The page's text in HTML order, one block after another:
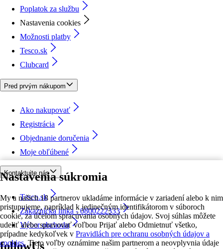
Nastavenia súkromia
My a našich 18 partnerov ukladáme informácie v zariadení alebo k nim
pristupujeme, napríklad k jedinečným identifikátorom v súboroch
cookie, za účelom spracúvania osobných údajov. Svoj súhlas môžete
udeliť alebo spravovať voľbou Prijať alebo Odmietnuť všetko,
prípadne kedykoľvek v Pravidlách pre ochranu osobných údajov a
cookies. Tieto voľby oznámime našim partnerom a neovplyvnia údaje
Poplatok za službu
Nastavenia cookies
Možnosti platby
Tesco.sk
Clubcard
Pred prvým nákupom
Ako nakupovať
Registrácia
Objednanie doručenia
Moje obľúbené
Kontaktujte nás
Tesco.sk
Zákaznícka linka - 0800222333
Výber obchodu
followUs